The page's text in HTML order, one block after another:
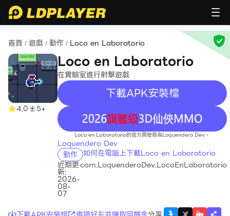
首頁 / 遊戲 / 動作 / Loco en Laboratorio
4.0 5+
Loco en Laboratorio
在實驗室進行射擊遊戲
下載APK安裝檔
recommend
Loco en Laboratorio的官方開發商為Loquendero Dev。
Loquendero Dev
動作 如何在電腦上下載Loco en Laboratorio
近期更
新:
2026-
08-
07
com.LoquenderoDev.LocoEnLaboratorio